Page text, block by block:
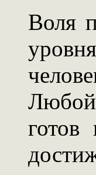
Воля
Любой
готов